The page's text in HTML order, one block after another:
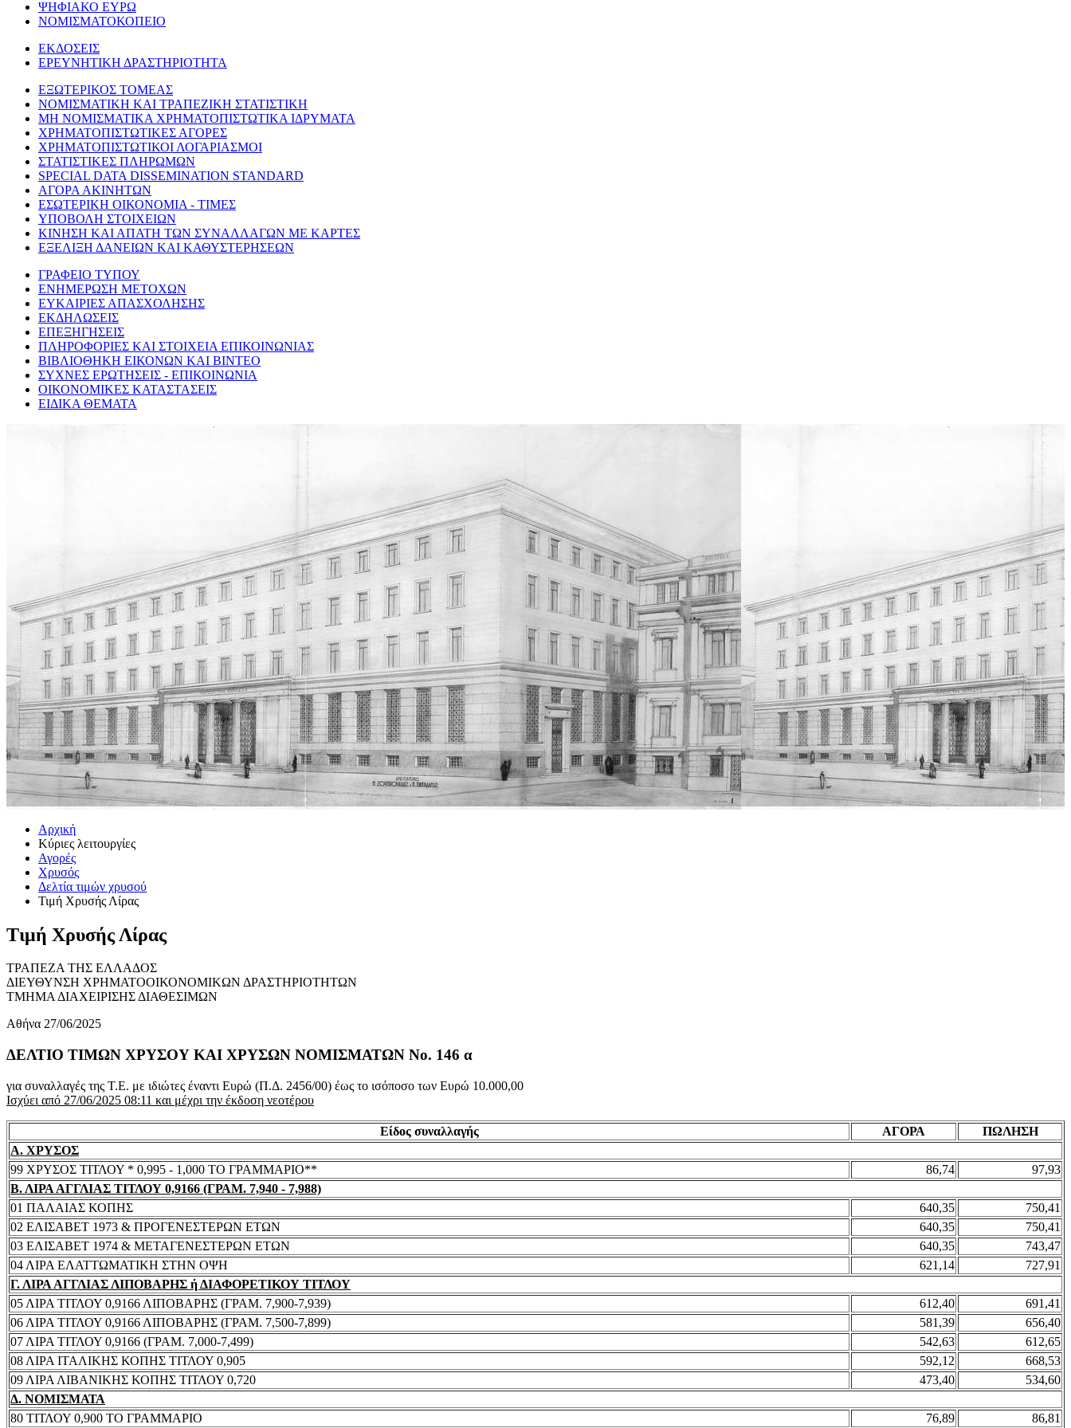
ΨΗΦΙΑΚΟ ΕΥΡΩ
ΝΟΜΙΣΜΑΤΟΚΟΠΕΙΟ
ΕΚΔΟΣΕΙΣ
ΕΡΕΥΝΗΤΙΚΗ ΔΡΑΣΤΗΡΙΟΤΗΤΑ
ΕΞΩΤΕΡΙΚΟΣ ΤΟΜΕΑΣ
ΝΟΜΙΣΜΑΤΙΚΗ ΚΑΙ ΤΡΑΠΕΖΙΚΗ ΣΤΑΤΙΣΤΙΚΗ
ΜΗ ΝΟΜΙΣΜΑΤΙΚΑ ΧΡΗΜΑΤΟΠΙΣΤΩΤΙΚΑ ΙΔΡΥΜΑΤΑ
ΧΡΗΜΑΤΟΠΙΣΤΩΤΙΚΕΣ ΑΓΟΡΕΣ
ΧΡΗΜΑΤΟΠΙΣΤΩΤΙΚΟΙ ΛΟΓΑΡΙΑΣΜΟΙ
ΣΤΑΤΙΣΤΙΚΕΣ ΠΛΗΡΩΜΩΝ
SPECIAL DATA DISSEMINATION STANDARD
ΑΓΟΡΑ ΑΚΙΝΗΤΩΝ
ΕΣΩΤΕΡΙΚΗ ΟΙΚΟΝΟΜΙΑ - ΤΙΜΕΣ
ΥΠΟΒΟΛΗ ΣΤΟΙΧΕΙΩΝ
ΚΙΝΗΣΗ ΚΑΙ ΑΠΑΤΗ ΤΩΝ ΣΥΝΑΛΛΑΓΩΝ ΜΕ ΚΑΡΤΕΣ
ΕΞΕΛΙΞΗ ΔΑΝΕΙΩΝ ΚΑΙ ΚΑΘΥΣΤΕΡΗΣΕΩΝ
ΓΡΑΦΕΙΟ ΤΥΠΟΥ
ΕΝΗΜΕΡΩΣΗ ΜΕΤΟΧΩΝ
ΕΥΚΑΙΡΙΕΣ ΑΠΑΣΧΟΛΗΣΗΣ
ΕΚΔΗΛΩΣΕΙΣ
ΕΠΕΞΗΓΗΣΕΙΣ
ΠΛΗΡΟΦΟΡΙΕΣ ΚΑΙ ΣΤΟΙΧΕΙΑ ΕΠΙΚΟΙΝΩΝΙΑΣ
ΒΙΒΛΙΟΘΗΚΗ ΕΙΚΟΝΩΝ ΚΑΙ ΒΙΝΤΕΟ
ΣΥΧΝΕΣ ΕΡΩΤΗΣΕΙΣ - ΕΠΙΚΟΙΝΩΝΙΑ
ΟΙΚΟΝΟΜΙΚΕΣ ΚΑΤΑΣΤΑΣΕΙΣ
ΕΙΔΙΚΑ ΘΕΜΑΤΑ
Αρχική
Κύριες λειτουργίες
Αγορές
Χρυσός
Δελτία τιμών χρυσού
Τιμή Χρυσής Λίρας
Τιμή Χρυσής Λίρας
ΤΡΑΠΕΖΑ ΤΗΣ ΕΛΛΑΔΟΣ
ΔΙΕΥΘΥΝΣΗ ΧΡΗΜΑΤΟΟΙΚΟΝΟΜΙΚΩΝ ΔΡΑΣΤΗΡΙΟΤΗΤΩΝ
ΤΜΗΜΑ ΔΙΑΧΕΙΡΙΣΗΣ ΔΙΑΘΕΣΙΜΩΝ
Αθήνα 27/06/2025
ΔΕΛΤΙΟ ΤΙΜΩΝ ΧΡΥΣΟΥ ΚΑΙ ΧΡΥΣΩΝ ΝΟΜΙΣΜΑΤΩΝ No. 146 α
για συναλλαγές της Τ.Ε. με ιδιώτες έναντι Ευρώ (Π.Δ. 2456/00) έως το ισόποσο των Ευρώ 10.000,00
Ισχύει από 27/06/2025 08:11 και μέχρι την έκδοση νεοτέρου
Είδος συναλλαγής ΑΓΟΡΑ
ΠΩΛΗΣΗ
Α. ΧΡΥΣΟΣ
99 ΧΡΥΣΟΣ ΤΙΤΛΟΥ * 0,995 - 1,000 ΤΟ ΓΡΑΜΜΑΡΙΟ**
86,74
97,93
Β. ΛΙΡΑ ΑΓΓΛΙΑΣ ΤΙΤΛΟΥ 0,9166 (ΓΡΑΜ. 7,940 - 7,988)
01 ΠΑΛΑΙΑΣ ΚΟΠΗΣ
640,35
750,41
02 ΕΛΙΣΑΒΕΤ 1973 & ΠΡΟΓΕΝΕΣΤΕΡΩΝ ΕΤΩΝ
640,35
750,41
03 ΕΛΙΣΑΒΕΤ 1974 & ΜΕΤΑΓΕΝΕΣΤΕΡΩΝ ΕΤΩΝ
640,35
743,47
04 ΛΙΡΑ ΕΛΑΤΤΩΜΑΤΙΚΗ ΣΤΗΝ ΟΨΗ
621,14
727,91
Γ. ΛΙΡΑ ΑΓΓΛΙΑΣ ΛΙΠΟΒΑΡΗΣ ή ΔΙΑΦΟΡΕΤΙΚΟΥ ΤΙΤΛΟΥ
05 ΛΙΡΑ ΤΙΤΛΟΥ 0,9166 ΛΙΠΟΒΑΡΗΣ (ΓΡΑΜ. 7,900-7,939)
612,40
691,41
06 ΛΙΡΑ ΤΙΤΛΟΥ 0,9166 ΛΙΠΟΒΑΡΗΣ (ΓΡΑΜ. 7,500-7,899)
581,39
656,40
07 ΛΙΡΑ ΤΙΤΛΟΥ 0,9166 (ΓΡΑΜ. 7,000-7,499)
542,63
612,65
08 ΛΙΡΑ ΙΤΑΛΙΚΗΣ ΚΟΠΗΣ ΤΙΤΛΟΥ 0,905
592,12
668,53
09 ΛΙΡΑ ΛΙΒΑΝΙΚΗΣ ΚΟΠΗΣ ΤΙΤΛΟΥ 0,720
473,40
534,60
Δ. ΝΟΜΙΣΜΑΤΑ
80 ΤΙΤΛΟΥ 0,900 ΤΟ ΓΡΑΜΜΑΡΙΟ
76,89 86,81